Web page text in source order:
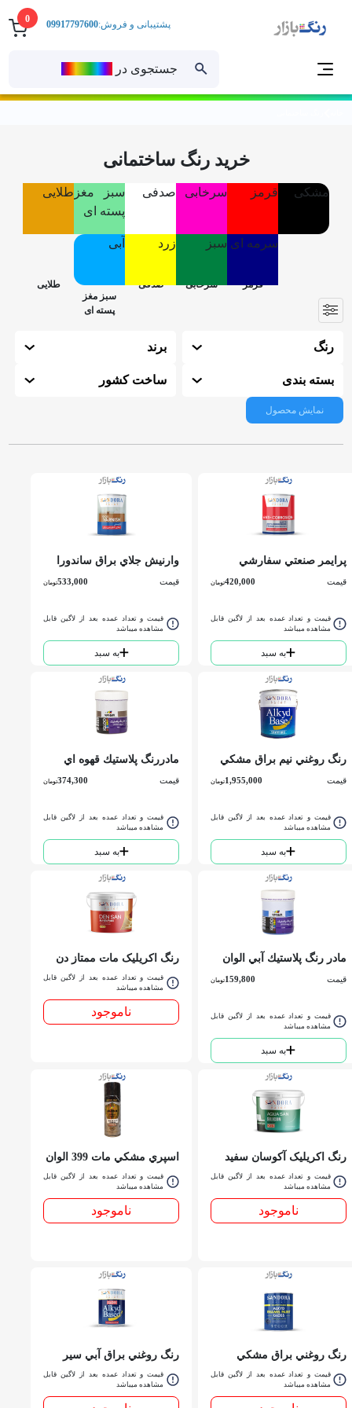
0
جستجوی در
پشتیبانی و فروش:09917797600
خرید رنگ ساختمانی
مشکی قرمز سرخابی صدفی
سبز مغز
پسته ای
طلایی
سرمه ای سبز زرد آبی
رنگ برند
بسته بندی ساخت کشور
نمایش محصول
پرايمر صنعتي سفارشي
قیمت 420,000تومان
قیمت و تعداد عمده بعد از لاگین قابل
مشاهده میباشد
به سبد
وارنيش جلاي براق ساندورا
قیمت 533,000تومان
قیمت و تعداد عمده بعد از لاگین قابل
مشاهده میباشد
به سبد
رنگ روغني نيم براق مشكي
قیمت 1,955,000تومان
قیمت و تعداد عمده بعد از لاگین قابل
مشاهده میباشد
به سبد
مادررنگ پلاستيك قهوه اي
شكلاتي الوان کد 836 P.V.A
قیمت 374,300تومان
قیمت و تعداد عمده بعد از لاگین قابل
مشاهده میباشد
به سبد
مادر رنگ پلاستيك آبي الوان
قیمت 159,800تومان
قیمت و تعداد عمده بعد از لاگین قابل
مشاهده میباشد
به سبد
رنگ اکریلیک مات ممتاز دن
سان سفيد 206 ساندورا
كوارت
قیمت و تعداد عمده بعد از لاگین قابل
مشاهده میباشد
ناموجود
رنگ اکریلیک آكوسان سفيد
ابريشمی ساندورا کد 203
قیمت و تعداد عمده بعد از لاگین قابل
مشاهده میباشد
ناموجود
اسپري مشكي مات 399 الوان
قیمت و تعداد عمده بعد از لاگین قابل
مشاهده میباشد
ناموجود
رنگ روغني براق مشكي
ساندورا کد 700ربعي
قیمت و تعداد عمده بعد از لاگین قابل
مشاهده میباشد
رنگ روغني براق آبي سير
ساندورا کد 564 ربعي
قیمت و تعداد عمده بعد از لاگین قابل
مشاهده میباشد